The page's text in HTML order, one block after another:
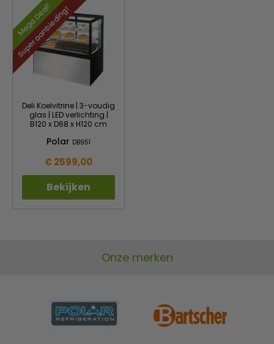
Mega Deal!
Super aanbieding!
Deli Koelvitrine | 3-voudig
glas | LED verlichting |
B120 x D68 x H120 cm
Polar DB951
€ 2599,00
Bekijken
Onze merken